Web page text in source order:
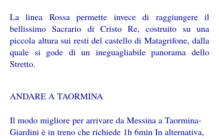
La linea Rossa permette invece di raggiungere il
bellissimo Sacrario di Cristo Re, costruito su una
piccola altura sui resti del castello di Matagrifone, dalla
quale si gode di un ineguagliabile panorama dello
Stretto.
ANDARE A TAORMINA
Il modo migliore per arrivare da Messina a Taormina-
Giardini è in treno che richiede 1h 6min In alternativa,